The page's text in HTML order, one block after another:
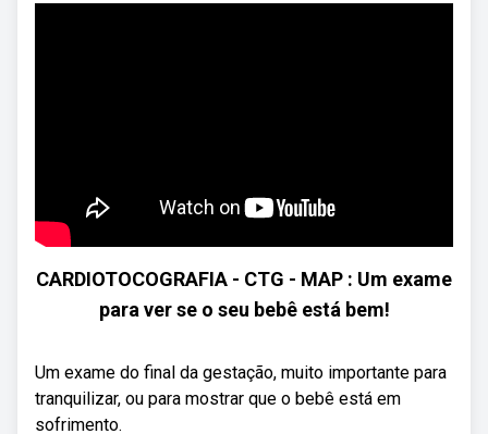
CARDIOTOCOGRAFIA - CTG - MAP : Um exame
para ver se o seu bebê está bem!
Um exame do final da gestação, muito importante para
tranquilizar, ou para mostrar que o bebê está em
sofrimento.